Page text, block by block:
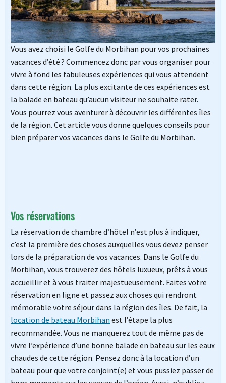
Vous avez choisi le Golfe du Morbihan pour vos prochaines
vacances d’été ? Commencez donc par vous organiser pour
vivre à fond les fabuleuses expériences qui vous attendent
dans cette région. La plus excitante de ces expériences est
la balade en bateau qu’aucun visiteur ne souhaite rater.
Vous pourrez vous aventurer à découvrir les différentes îles
de la région. Cet article vous donne quelques conseils pour
bien préparer vos vacances dans le Golfe du Morbihan.
Vos réservations
La réservation de chambre d’hôtel n’est plus à indiquer,
c’est la première des choses auxquelles vous devez penser
lors de la préparation de vos vacances. Dans le Golfe du
Morbihan, vous trouverez des hôtels luxueux, prêts à vous
accueillir et à vous traiter majestueusement. Faites votre
réservation en ligne et passez aux choses qui rendront
mémorable votre séjour dans la région des îles. De fait, la
location de bateau Morbihan est l’étape la plus
recommandée. Vous ne manquerez tout de même pas de
vivre l’expérience d’une bonne balade en bateau sur les eaux
chaudes de cette région. Pensez donc à la location d’un
bateau pour que votre conjoint(e) et vous pussiez passer de